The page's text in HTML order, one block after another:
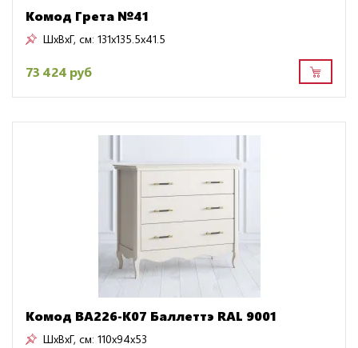
Комод Грета №41
ШxВxГ, см: 131x135.5x41.5
73 424 руб
Комод BA226-K07 Баллеттэ RAL 9001
ШxВxГ, см: 110x94x53